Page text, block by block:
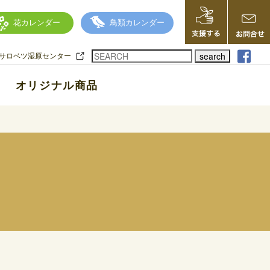
花カレンダー 鳥類カレンダー
ロベツ湿原センター search
オリジナル商品